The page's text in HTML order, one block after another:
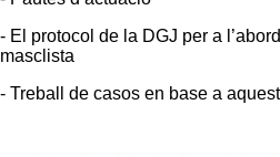
- El protocol de la DGJ per a
masclista
- Treball de casos en base a